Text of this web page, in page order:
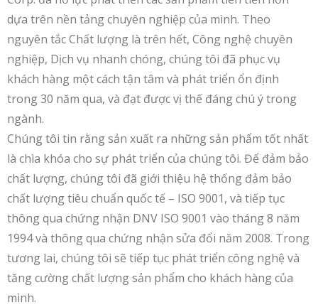
dựa trên nền tảng chuyên nghiệp của mình. Theo
nguyên tắc Chất lượng là trên hết, Công nghệ chuyên
nghiệp, Dịch vụ nhanh chóng, chúng tôi đã phục vụ
khách hàng một cách tận tâm và phát triển ổn định
trong 30 năm qua, và đạt được vị thế đáng chú ý trong
ngành.
Chúng tôi tin rằng sản xuất ra những sản phẩm tốt nhất
là chìa khóa cho sự phát triển của chúng tôi. Để đảm bảo
chất lượng, chúng tôi đã giới thiệu hệ thống đảm bảo
chất lượng tiêu chuẩn quốc tế – ISO 9001, và tiếp tục
thông qua chứng nhận DNV ISO 9001 vào tháng 8 năm
1994 và thông qua chứng nhận sửa đổi năm 2008. Trong
tương lai, chúng tôi sẽ tiếp tục phát triển công nghệ và
tăng cường chất lượng sản phẩm cho khách hàng của
mình.